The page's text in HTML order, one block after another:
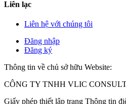
Liên lạc
Liên hệ với chúng tôi
Đăng nhập
Đăng ký
Thông tin về chủ sở hữu Website:
CÔNG TY TNHH VLIC
Giấy phép thiết lập trang Thông tin